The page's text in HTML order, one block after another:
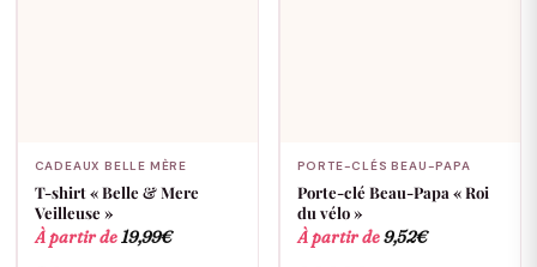
CADEAUX BELLE MÈRE
T-shirt « Belle & Mere
Veilleuse »
À partir de19,99€
PORTE-CLÉS BEAU-PAPA
Porte-clé Beau-Papa « Roi
du vélo »
À partir de9,52€